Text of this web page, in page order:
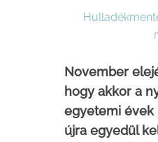
November
hogy akkor a
egyetemi évek
újra egyedül